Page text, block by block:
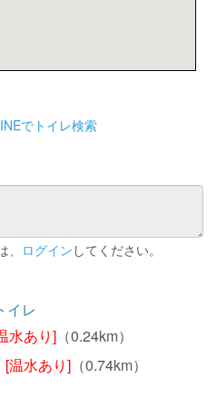
でトイレ検索
ログイン してください。
イレ
水あり] （0.24km）
[温水あり] （0.74km）